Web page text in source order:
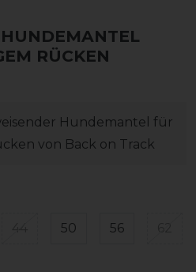
RÜCKEN
Hundemantel für
von Back on Track
50 56